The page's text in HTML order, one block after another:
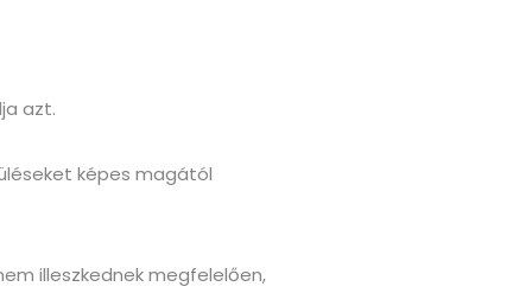
azt.
képes magától
illeszkednek megfelelően,